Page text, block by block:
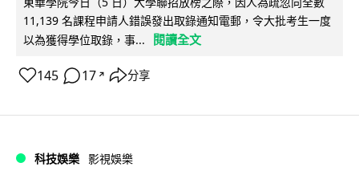
11,139 名課程申請人錯誤發出取錄通知電郵，令大批考生一度
以為獲得學位取錄，事...
閱讀全文
145 17 ↗ 分享
科技娛樂 影視娛樂